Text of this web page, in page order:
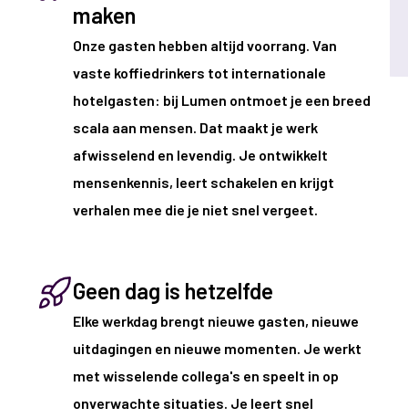
maken
Onze gasten hebben altijd voorrang. Van
vaste koffiedrinkers tot internationale
hotelgasten: bij Lumen ontmoet je een breed
scala aan mensen. Dat maakt je werk
afwisselend en levendig. Je ontwikkelt
mensenkennis, leert schakelen en krijgt
verhalen mee die je niet snel vergeet.
Geen dag is hetzelfde
Elke werkdag brengt nieuwe gasten, nieuwe
uitdagingen en nieuwe momenten. Je werkt
met wisselende collega's en speelt in op
onverwachte situaties. Je leert snel